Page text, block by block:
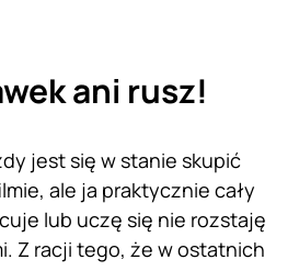
ani rusz!
jest się w stanie skupić
ale ja praktycznie cały
lub uczę się nie rozstaję
Z racji tego, że w ostatnich